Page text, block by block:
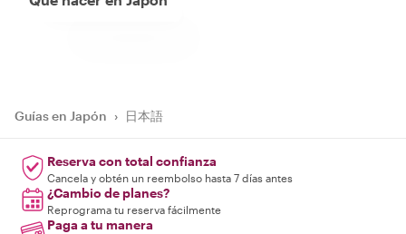
Guías en Japón › 日本語
Reserva con total confianza
Cancela y obtén un reembolso hasta 7 días antes
¿Cambio de planes?
Reprograma tu reserva fácilmente
Paga a tu manera